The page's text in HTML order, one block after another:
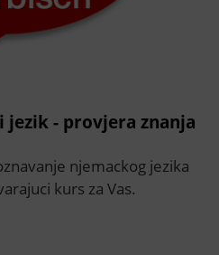
- provjera znanja
njemackog jezika
kurs za Vas.